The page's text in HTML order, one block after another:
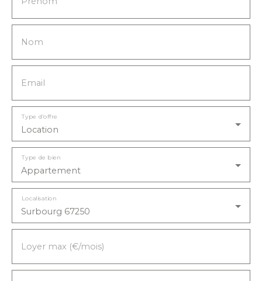
DÉPENSES ANNUELLES DE CHAUFFAGE SONT
DE SUITE ou a convenir.
Nom
Email
Location
Type d'offre
Appartement
Type de bien
Surbourg 67250
Localisation
Loyer max (€/mois)